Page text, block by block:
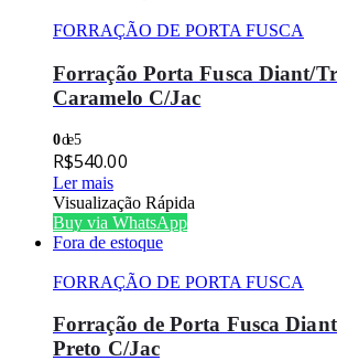
FORRAÇÃO DE PORTA FUSCA
Forração Porta Fusca Diant/
Caramelo C/Jac
0de 5
R$540.00
Ler mais
Visualização Rápida
Buy via WhatsApp
Fora de estoque
FORRAÇÃO DE PORTA FUSCA
Forração de Porta Fusca
Preto C/Jac